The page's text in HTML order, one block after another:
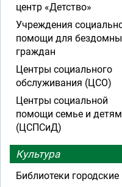
центр «Детство»
Учреждения
помощи для
граждан
Центры социального
обслуживания (ЦСО)
Центры социальной
помощи семье и детям
(ЦСПСиД)
Культура
Библиотеки городские